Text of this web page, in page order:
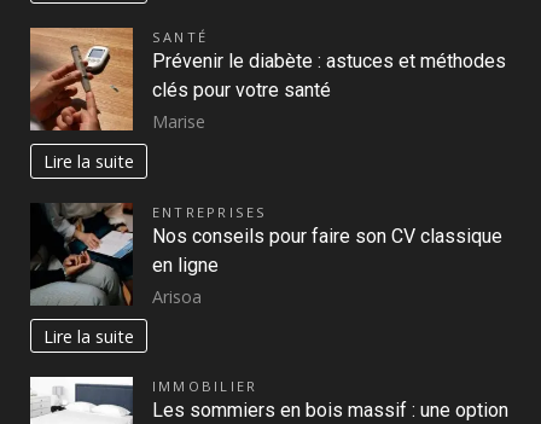
SANTÉ
Prévenir le diabète : astuces et méthodes
clés pour votre santé
Marise
Lire la suite
ENTREPRISES
Nos conseils pour faire son CV classique
en ligne
Arisoa
Lire la suite
IMMOBILIER
Les sommiers en bois massif : une option